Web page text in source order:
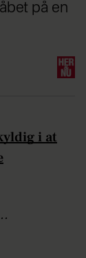
på en
i at